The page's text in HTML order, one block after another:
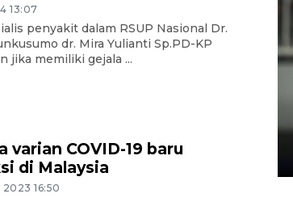
13:07
penyakit dalam RSUP Nasional Dr.
dr. Mira Yulianti Sp.PD-KP
jika memiliki gejala ...
varian COVID-19 baru
di Malaysia
16:50
22 Juli 2026 10:51